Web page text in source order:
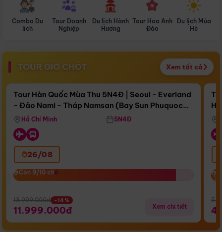
Combo Du
lịch
Tour Doanh
Nghiệp
Du lịch Hành
Hương
Tour Hoa Anh
Đào
Du lịch Mùa
Hè
TOUR GIỜ CHÓT Xem tất cả
Còn16 ngày 18:50:13
Bay Sun Phuquoc Airways
Điểm nổi bật
Tour Hàn Quốc Mùa Thu 5N4Đ | Seoul - Everland
- Đảo Nami - Tháp Namsan (Bay Sun Phuquoc
Airways)
Hồ Chí Minh 5N4Đ
26/08
Còn 9/10 chỗ
Còn 9/10 chỗ
13.999.000đ -14%
11.999.000đ Xem chi tiết